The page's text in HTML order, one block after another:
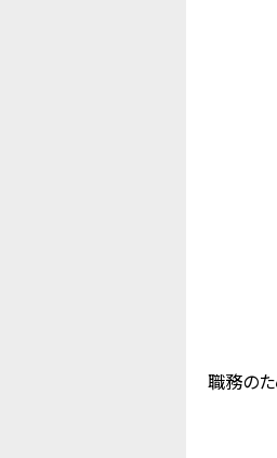
商
農
教
公
警
人
代
選挙
職務の